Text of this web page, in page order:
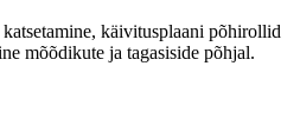
käivitusplaani põhirollid
mõõdikute ja tagasiside põhjal.